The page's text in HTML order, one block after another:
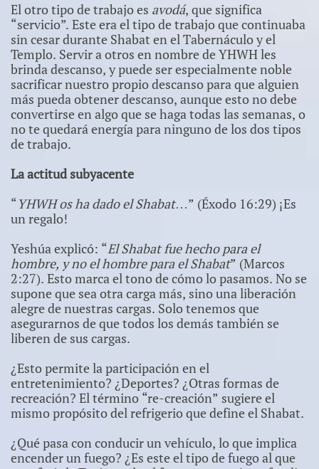
El otro tipo de trabajo es avodá, que significa
“servicio”. Este era el tipo de trabajo que continuaba
sin cesar durante Shabat en el Tabernáculo y el
Templo. Servir a otros en nombre de YHWH les
brinda descanso, y puede ser especialmente noble
sacrificar nuestro propio descanso para que alguien
más pueda obtener descanso, aunque esto no debe
convertirse en algo que se haga todas las semanas, o
no te quedará energía para ninguno de los dos tipos
de trabajo.
La actitud subyacente
“YHWH os ha dado el Shabat…” (Éxodo 16:29) ¡Es
un regalo!
Yeshúa explicó: “El Shabat fue hecho para el
hombre, y no el hombre para el Shabat” (Marcos
2:27). Esto marca el tono de cómo lo pasamos. No se
supone que sea otra carga más, sino una liberación
alegre de nuestras cargas. Solo tenemos que
asegurarnos de que todos los demás también se
liberen de sus cargas.
¿Esto permite la participación en el
entretenimiento? ¿Deportes? ¿Otras formas de
recreación? El término “re-creación” sugiere el
mismo propósito del refrigerio que define el Shabat.
¿Qué pasa con conducir un vehículo, lo que implica
encender un fuego? ¿Es este el tipo de fuego al que